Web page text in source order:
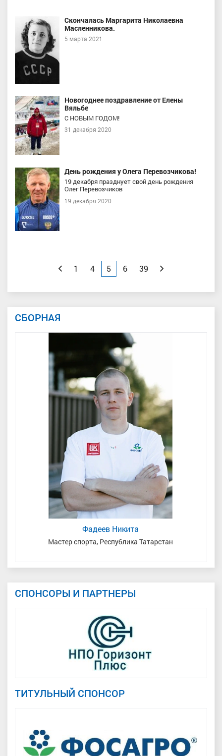
Скончалась Маргарита Николаевна
Масленникова.
5 марта 2021
Новогоднее поздравление от Елены
Вяльбе
С НОВЫМ ГОДОМ!
31 декабря 2020
День рождения у Олега Перевозчикова!
19 декабря празднует свой день рождения
Олег Перевозчиков
19 декабря 2020
Назад
1 4 5 6 39 Вперед
СБОРНАЯ
Фадеев Никита
Мастер спорта, Республика Татарстан
СПОНСОРЫ И ПАРТНЕРЫ
ТИТУЛЬНЫЙ СПОНСОР